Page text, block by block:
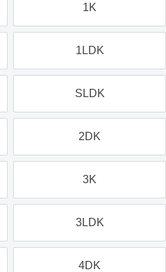
1K
1LDK
SLDK
2DK
3K
3LDK
4DK